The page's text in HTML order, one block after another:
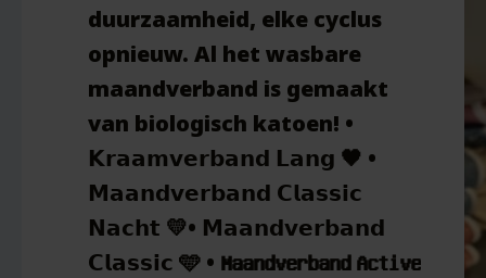
duurzaamheid, elke cyclus
opnieuw. Al het wasbare
maandverband is gemaakt
van biologisch katoen! •
𝗞𝗿𝗮𝗮𝗺𝘃𝗲𝗿𝗯𝗮𝗻𝗱 𝗟𝗮𝗻𝗴 🖤 •
𝗠𝗮𝗮𝗻𝗱𝘃𝗲𝗿𝗯𝗮𝗻𝗱 𝗖𝗹𝗮𝘀𝘀𝗶𝗰
𝗡𝗮𝗰𝗵𝘁 💛• 𝗠𝗮𝗮𝗻𝗱𝘃𝗲𝗿𝗯𝗮𝗻𝗱
𝗖𝗹𝗮𝘀𝘀𝗶𝗰 🩵 • 𝗠𝗮𝗮𝗻𝗱𝘃𝗲𝗿𝗯𝗮𝗻𝗱 𝗔𝗰𝘁𝗶𝘃𝗲